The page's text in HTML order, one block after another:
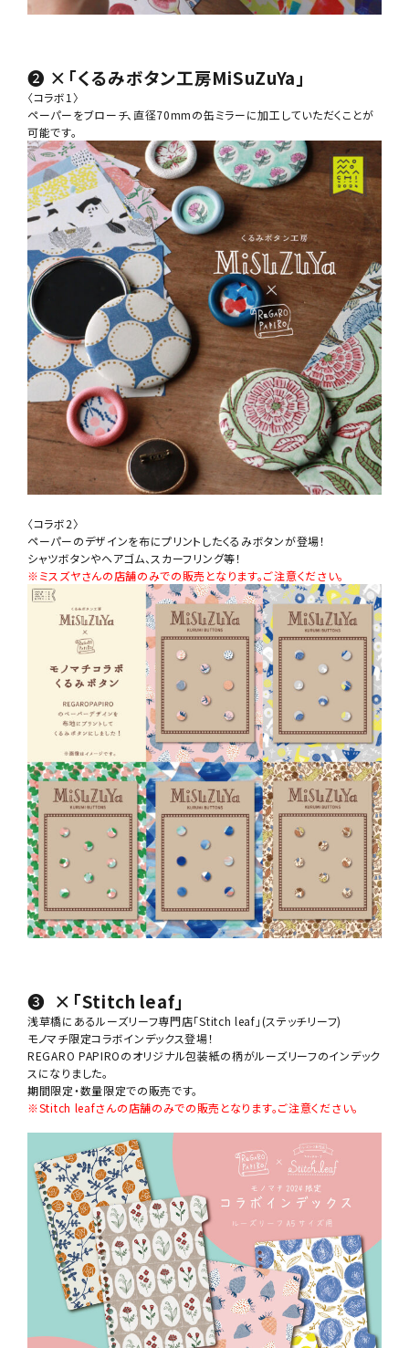
❷ ×「くるみボタン工房MiSuZuYa」
〈コラボ1〉
ペーパーをブローチ、直径70mmの缶ミラーに加工していただくことが
可能です。
〈コラボ2〉
ペーパーのデザインを布にプリントしたくるみボタンが登場！
シャツボタンやヘアゴム、スカーフリング等！
※ミスズヤさんの店舗のみでの販売となります。ご注意ください。
❸ ×「Stitch leaf」
浅草橋にあるルーズリーフ専門店「Stitch leaf」(ステッチリーフ)
モノマチ限定コラボインデックス登場！
REGARO PAPIROのオリジナル包装紙の柄がルーズリーフのインデック
スになりました。
期間限定・数量限定での販売です。
※Stitch leafさんの店舗のみでの販売となります。ご注意ください。